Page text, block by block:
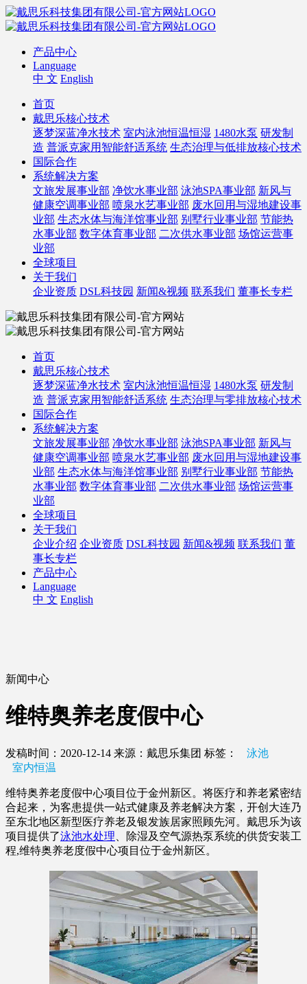
产品中心
Language
中 文 English
首页
戴思乐核心技术
逐梦深蓝净水技术 室内泳池恒温恒湿 1480水泵 研发制
造 普派克家用智能舒适系统 生态治理与低排放核心技术
国际合作
系统解决方案
文旅发展事业部 净饮水事业部 泳池SPA事业部 新风与
健康空调事业部 喷泉水艺事业部 废水回用与湿地建设事
业部 生态水体与海洋馆事业部 别墅行业事业部 节能热
水事业部 数字体育事业部 二次供水事业部 场馆运营事
业部
全球项目
关于我们
企业资质 DSL科技园 新闻&视频 联系我们 董事长专栏
首页
戴思乐核心技术
逐梦深蓝净水技术 室内泳池恒温恒湿 1480水泵 研发制
造 普派克家用智能舒适系统 生态治理与零排放核心技术
国际合作
系统解决方案
文旅发展事业部 净饮水事业部 泳池SPA事业部 新风与
健康空调事业部 喷泉水艺事业部 废水回用与湿地建设事
业部 生态水体与海洋馆事业部 别墅行业事业部 节能热
水事业部 数字体育事业部 二次供水事业部 场馆运营事
业部
全球项目
关于我们
企业介绍 企业资质 DSL科技园 新闻&视频 联系我们 董
事长专栏
产品中心
Language
中 文 English
新闻中心
维特奥养老度假中心
发稿时间：2020-12-14 来源：戴思乐集团 标签：
泳池
室内恒温
维特奥养老度假中心项目位于金州新区。将医疗和养老紧密结
合起来，为客患提供一站式健康及养老解决方案，开创大连乃
至东北地区新型医疗养老及银发族居家照顾先河。戴思乐为该
项目提供了泳池水处理 、除湿及空气源热泵系统的供货安装工
程,维特奥养老度假中心项目位于金州新区。